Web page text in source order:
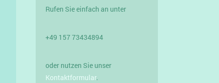
Rufen Sie einfach an unter
+49 157 73434894
oder nutzen Sie unser
Kontaktformular.